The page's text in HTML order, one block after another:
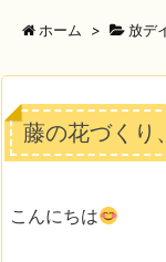
ホーム > 放デ
藤の花づくり
こんにちは